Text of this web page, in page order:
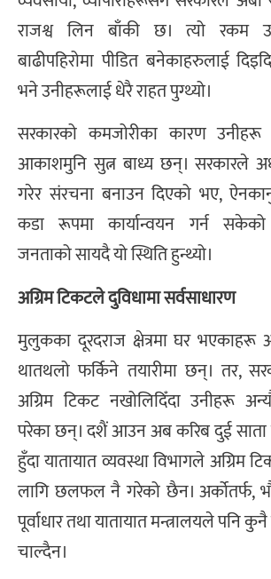
राजश्व लिन बाँकी छ। त्यो रकम
बाढीपहिरोमा पीडित बनेकाहरुलाई
भने उनीहरूलाई धेरै राहत पुग्थ्यो।
सरकारको कमजोरीका कारण
आकाशमुनि सुत्न बाध्य छन्। सरकारले
गरेर संरचना बनाउन दिएको भए,
कडा रूपमा कार्यान्वयन गर्न
जनताको सायदै यो स्थिति हुन्थ्यो।
अग्रिम टिकटले दुविधामा सर्वसाधारण
मुलुकका दूरदराज क्षेत्रमा घर भएकाहरू
थातथलो फर्किने तयारीमा छन्। तर,
अग्रिम टिकट नखोलिदिँदा उनीहरू
परेका छन्। दशैं आउन अब करिब दुई साता
हुँदा यातायात व्यवस्था विभागले अग्रिम
लागि छलफल नै गरेको छैन। अर्कोतर्फ,
पूर्वाधार तथा यातायात मन्त्रालयले पनि
चाल्दैन।